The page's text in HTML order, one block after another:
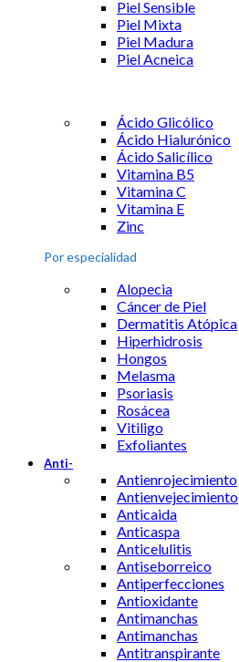
Piel Sensible
Piel Mixta
Piel Madura
Piel Acneica
Ácido Glicólico
Ácido Hialurónico
Ácido Salicílico
Vitamina B5
Vitamina C
Vitamina E
Zinc
Por especialidad
Alopecia
Cáncer de Piel
Dermatitis Atópica
Hiperhidrosis
Hongos
Melasma
Psoriasis
Rosácea
Vitiligo
Exfoliantes
Anti-
Antienrojecimiento
Antienvejecimiento
Anticaida
Anticaspa
Anticelulitis
Antiseborreico
Antiperfecciones
Antioxidante
Antimanchas
Antimanchas
Antitranspirante